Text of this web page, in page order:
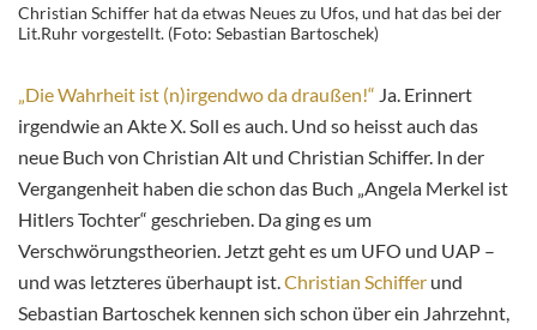
Christian Schiffer hat da etwas Neues zu Ufos, und hat das bei der
Lit.Ruhr vorgestellt. (Foto: Sebastian Bartoschek)
„Die Wahrheit ist (n)irgendwo da draußen!“ Ja. Erinnert
irgendwie an Akte X. Soll es auch. Und so heisst auch das
neue Buch von Christian Alt und Christian Schiffer. In der
Vergangenheit haben die schon das Buch „Angela Merkel ist
Hitlers Tochter“ geschrieben. Da ging es um
Verschwörungstheorien. Jetzt geht es um UFO und UAP –
und was letzteres überhaupt ist. Christian Schiffer und
Sebastian Bartoschek kennen sich schon über ein Jahrzehnt,